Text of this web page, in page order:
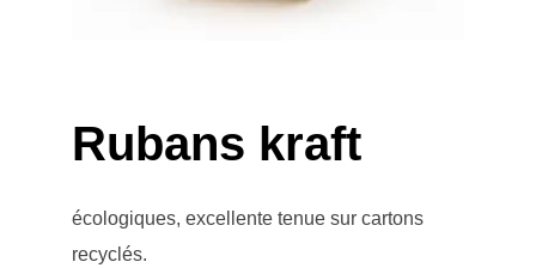
Rubans kraft
écologiques, excellente tenue sur cartons
recyclés.